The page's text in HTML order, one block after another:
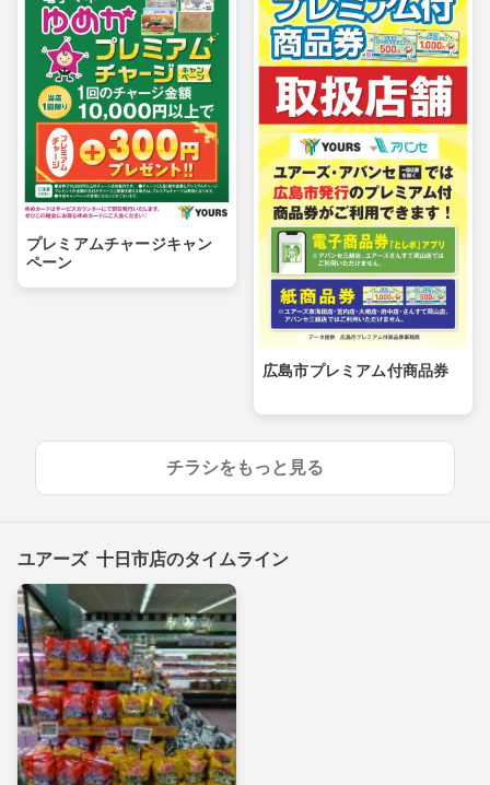
プレミアムチャージキャン
ペーン
広島市プレミアム付商品券
チラシをもっと見る
ユアーズ 十日市店のタイムライン